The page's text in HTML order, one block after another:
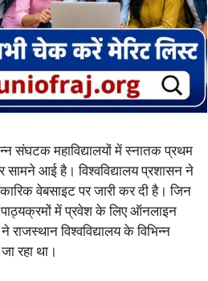
संघटक महाविद्यालयों में स्नातक प्रथम
सामने आई है। विश्वविद्यालय प्रशासन ने
वेबसाइट पर जारी कर दी है। जिन
में प्रवेश के लिए ऑनलाइन
विश्वविद्यालय के विभिन्न
रहा था।